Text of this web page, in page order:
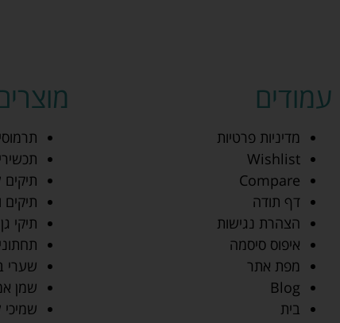
עמודים
מדיניות פרטיות
Wishlist
Compare
דף תודה
הצהרת נגישות
איפוס סיסמה
מפת אתר
Blog
בית
תיקים
תיקי גן
שערי
שמן
שמיכי